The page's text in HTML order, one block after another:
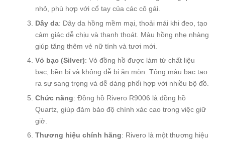
nhỏ, phù hợp với cổ tay của các cô gái.
Dây da: Dây da hồng mềm mại, thoải mái khi đeo, tạo
cảm giác dễ chịu và thanh thoát. Màu hồng nhẹ nhàng
giúp tăng thêm vẻ nữ tính và tươi mới.
Vỏ bạc (Silver): Vỏ đồng hồ được làm từ chất liệu
bạc, bền bỉ và không dễ bị ăn mòn. Tông màu bạc tạo
ra sự sang trọng và dễ dàng phối hợp với nhiều bộ đồ.
Chức năng: Đồng hồ Rivero R9006 là đồng hồ
Quartz, giúp đảm bảo độ chính xác cao trong việc giữ
giờ.
Thương hiệu chính hãng: Rivero là một thương hiệu